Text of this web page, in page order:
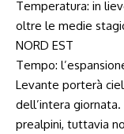
Temperatura: in
oltre le medie
NORD EST
Tempo:
Levante porterà
dell’intera
prealpini, tuttavia